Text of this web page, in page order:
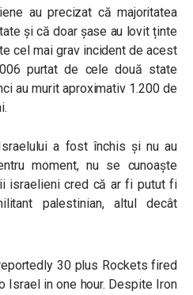
au precizat că majoritatea
și că doar șase au lovit ținte
cel mai grav incident de acest
purtat de cele două state
au murit aproximativ 1.200 de
a fost închis și nu au
moment, nu se cunoaște
israelieni cred că ar fi putut fi
palestinian, altul decât
30 plus Rockets fired
Israel in one hour. Despite Iron